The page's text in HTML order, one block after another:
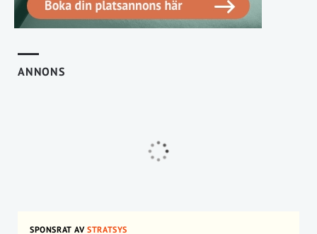
ANNONS
SPONSRAT AVSTRATSYS